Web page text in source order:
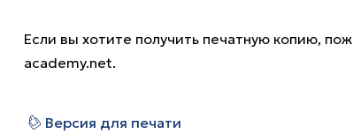
Если вы хотите получить печатную копию,
academy.net.
⎙ Версия для печати